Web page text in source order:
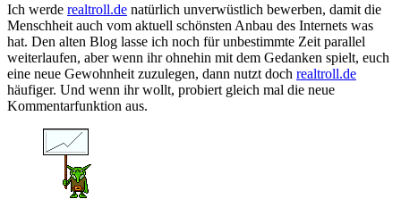
Ich werde realtroll.de natürlich unverwüstlich bewerben, damit die
Menschheit auch vom aktuell schönsten Anbau des Internets was
hat. Den alten Blog lasse ich noch für unbestimmte Zeit parallel
weiterlaufen, aber wenn ihr ohnehin mit dem Gedanken spielt, euch
eine neue Gewohnheit zuzulegen, dann nutzt doch realtroll.de
häufiger. Und wenn ihr wollt, probiert gleich mal die neue
Kommentarfunktion aus.